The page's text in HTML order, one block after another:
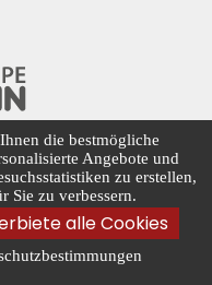
die bestmögliche
Angebote und
zu erstellen,
Sie zu verbessern.
alle Cookies